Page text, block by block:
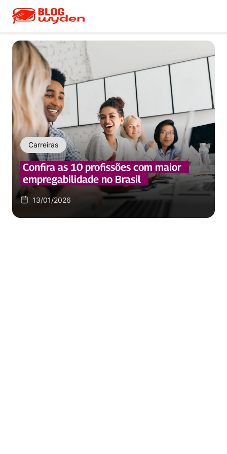
Carreiras
Confira as 10 profissões com maior
empregabilidade no Brasil
13/01/2026